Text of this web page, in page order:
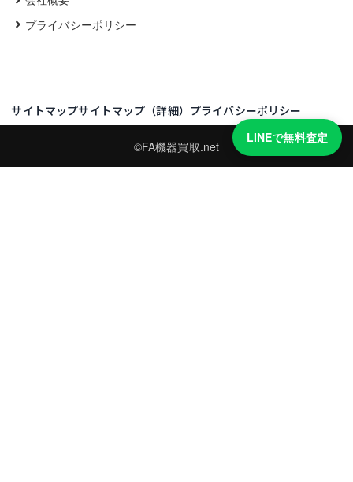
プライバシーポリシー
サイトマップサイトマップ（詳細） プライバシーポリシー
©FA機器買取.net
LINEで無料査定